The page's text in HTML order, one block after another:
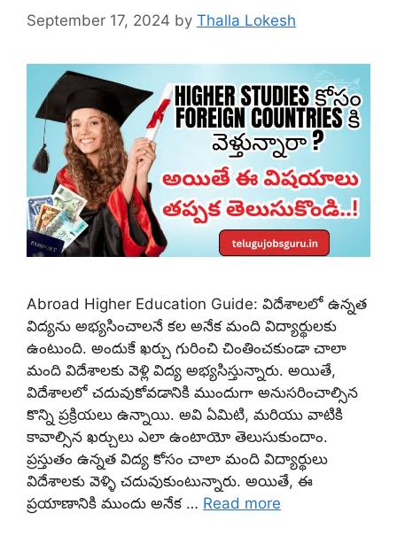
September 17, 2024 by Thalla Lokesh
Abroad Higher Education Guide: విదేశాలలో ఉన్నత
విద్యను అభ్యసించాలనే కల అనేక మంది విద్యార్థులకు
ఉంటుంది. అందుకే ఖర్చు గురించి చింతించకుండా చాలా
మంది విదేశాలకు వెళ్లి విద్య అభ్యసిస్తున్నారు. అయితే,
విదేశాలలో చదువుకోవడానికి ముందుగా అనుసరించాల్సిన
కొన్ని ప్రక్రియలు ఉన్నాయి. అవి ఏమిటి, మరియు వాటికి
కావాల్సిన ఖర్చులు ఎలా ఉంటాయో తెలుసుకుందాం.
ప్రస్తుతం ఉన్నత విద్య కోసం చాలా మంది విద్యార్థులు
విదేశాలకు వెళ్ళి చదువుకుంటున్నారు. అయితే, ఈ
ప్రయాణానికి ముందు అనేక … Read more